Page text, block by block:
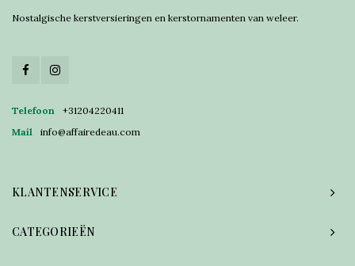
Nostalgische kerstversieringen en kerstornamenten van weleer.
Telefoon
+31204220411
Mail
info@affairedeau.com
KLANTENSERVICE
CATEGORIEËN